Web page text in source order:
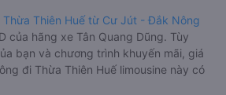
Thừa Thiên Huế từ Cư Jút - Đắk Nông
của hãng xe Tân Quang Dũng. Tùy
bạn và chương trình khuyến mãi, giá
đi Thừa Thiên Huế limousine này có